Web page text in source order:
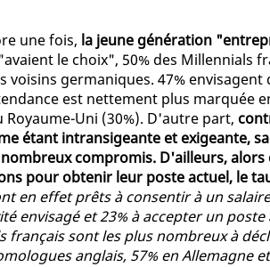
une fois, la jeune génération
le choix", 50% des Millennials
voisins germaniques. 47%
est nettement plus marquée
Royaume-Uni (30%). D'autre part,
étant intransigeante et exigeante,
compromis. D'ailleurs, alors
pour obtenir leur poste actuel, le
en effet prêts à consentir à un
envisagé et 23% à accepter un
français sont les plus nombreux à
anglais, 57% en Allemagne